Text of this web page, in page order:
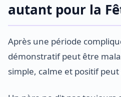
autant pour la
Après une période
démonstratif peut être
simple, calme et positif